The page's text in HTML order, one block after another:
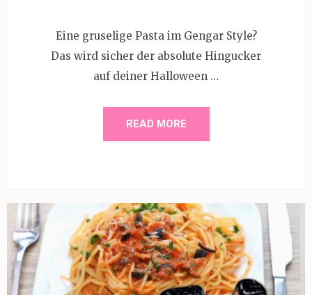
Eine gruselige Pasta im Gengar Style?
Das wird sicher der absolute Hingucker
auf deiner Halloween …
READ MORE